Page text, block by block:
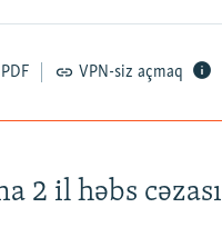
PDF VPN-siz açmaq
2 il həbs cəzası